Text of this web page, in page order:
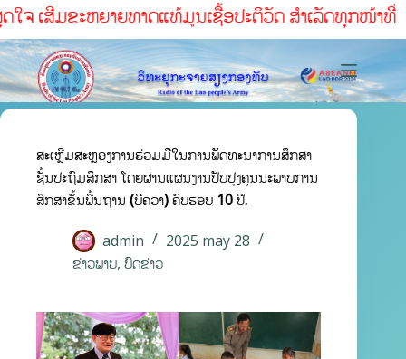
ເສີມຂະຫຍາຍທາດແທ້ມູນເຊື້ອປະຕິວັດ ສໍາເລັດທຸກໜ້າທ່ີ
ສະເຫຼີມສະຫຼອງການຮ່ວມມືໃນການພັດທະນາການສຶກສາ
ຊັ້ນປະຖົມສຶກສາ ໂດຍຜ່ານແຜນງານປັບປຸງຄຸນນະພາບການ
ສຶກສາຂັ້ນພື້ນຖານ (ບີຄວາ) ຄົບຮອບ 10 ປີ.
admin
2025 may 28
ຂ່າວພາບ, ບົດຂ່າວ